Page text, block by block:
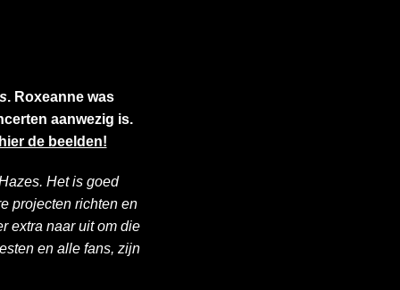
. Roxeanne was
aanwezig is.
de beelden!
Het is goed
projecten richten en
extra naar uit om die
en alle fans, zijn